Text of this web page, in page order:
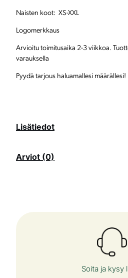
ä
ä
Naisten koot: XS-XXL
Logomerkkaus
Arvioitu toimitusaika 2-3 viikkoa.
varauksella
Pyydä tarjous haluamallesi määrällesi!
Lisätiedot
Arviot (0)
Soita ja kysy